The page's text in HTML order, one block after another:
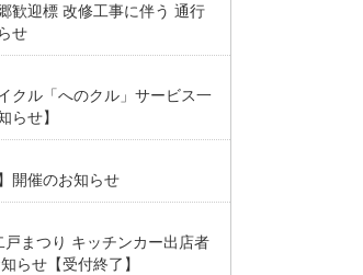
歓迎標 改修工事に伴う 通行
せ
クル「へのクル」サービス一
らせ】
開催のお知らせ
戸まつり キッチンカー出店者
らせ【受付終了】